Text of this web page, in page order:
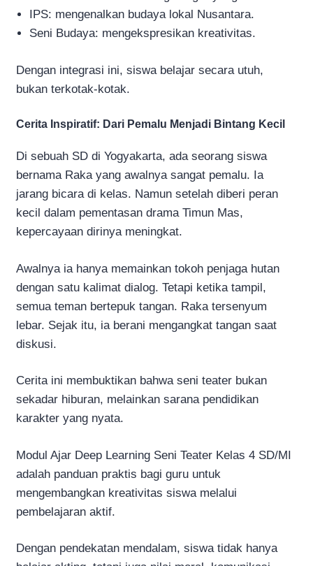
IPS: mengenalkan budaya lokal Nusantara.
Seni Budaya: mengekspresikan kreativitas.
Dengan integrasi ini, siswa belajar secara utuh,
bukan terkotak-kotak.
Cerita Inspiratif: Dari Pemalu Menjadi Bintang Kecil
Di sebuah SD di Yogyakarta, ada seorang siswa
bernama Raka yang awalnya sangat pemalu. Ia
jarang bicara di kelas. Namun setelah diberi peran
kecil dalam pementasan drama Timun Mas,
kepercayaan dirinya meningkat.
Awalnya ia hanya memainkan tokoh penjaga hutan
dengan satu kalimat dialog. Tetapi ketika tampil,
semua teman bertepuk tangan. Raka tersenyum
lebar. Sejak itu, ia berani mengangkat tangan saat
diskusi.
Cerita ini membuktikan bahwa seni teater bukan
sekadar hiburan, melainkan sarana pendidikan
karakter yang nyata.
Modul Ajar Deep Learning Seni Teater Kelas 4 SD/MI
adalah panduan praktis bagi guru untuk
mengembangkan kreativitas siswa melalui
pembelajaran aktif.
Dengan pendekatan mendalam, siswa tidak hanya